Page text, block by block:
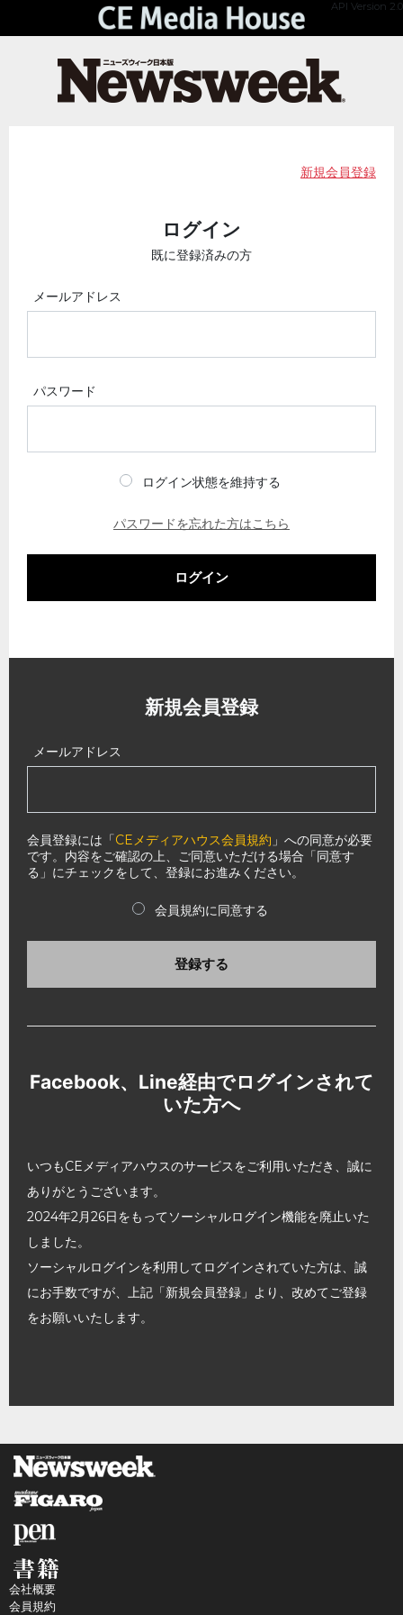
API Version 2.0
新規会員登録
ログイン
既に登録済みの方
メールアドレス
パスワード
ログイン状態を維持する
パスワードを忘れた方はこちら
ログイン
新規会員登録
メールアドレス
会員登録には「CEメディアハウス会員規約 」への同意が必要
です。内容をご確認の上、ご同意いただける場合「同意す
る」にチェックをして、登録にお進みください。
会員規約に同意する
登録する
Facebook、Line経由でログインされて
いた方へ
いつもCEメディアハウスのサービスをご利用いただき、誠に
ありがとうございます。
2024年2月26日をもってソーシャルログイン機能を廃止いた
しました。
ソーシャルログインを利用してログインされていた方は、誠
にお手数ですが、上記「新規会員登録」より、改めてご登録
をお願いいたします。
会社概要
会員規約